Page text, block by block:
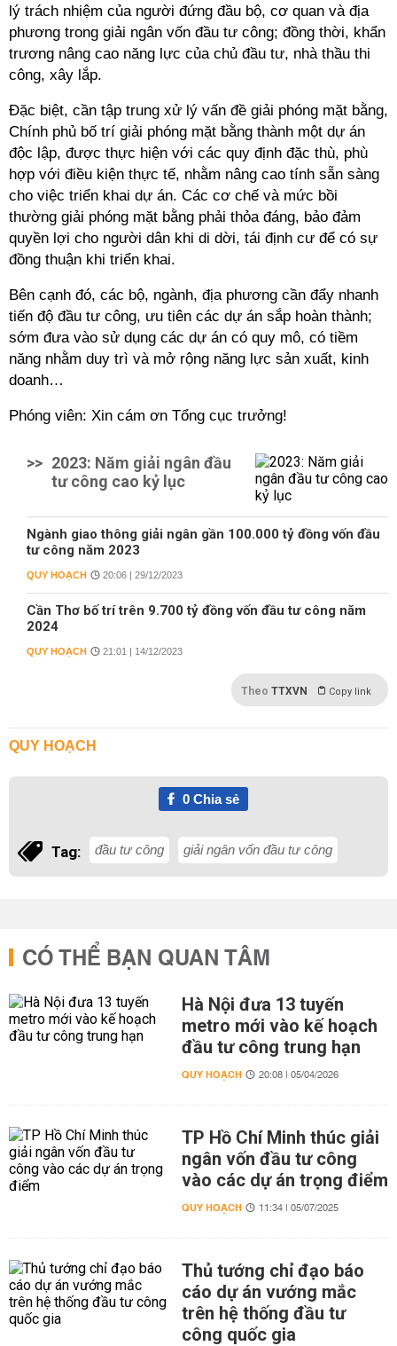
lý trách nhiệm của người đứng đầu bộ, cơ quan và địa
phương trong giải ngân vốn đầu tư công; đồng thời, khẩn
trương nâng cao năng lực của chủ đầu tư, nhà thầu thi
công, xây lắp.
Đặc biệt, cần tập trung xử lý vấn đề giải phóng mặt bằng,
Chính phủ bố trí giải phóng mặt bằng thành một dự án
độc lập, được thực hiện với các quy định đặc thù, phù
hợp với điều kiện thực tế, nhằm nâng cao tính sẵn sàng
cho việc triển khai dự án. Các cơ chế và mức bồi
thường giải phóng mặt bằng phải thỏa đáng, bảo đảm
quyền lợi cho người dân khi di dời, tái định cư để có sự
đồng thuận khi triển khai.
Bên cạnh đó, các bộ, ngành, địa phương cần đẩy nhanh
tiến độ đầu tư công, ưu tiên các dự án sắp hoàn thành;
sớm đưa vào sử dụng các dự án có quy mô, có tiềm
năng nhằm duy trì và mở rộng năng lực sản xuất, kinh
doanh…
Phóng viên: Xin cám ơn Tổng cục trưởng!
>> 2023: Năm giải ngân đầu
tư công cao kỷ lục
Ngành giao thông giải ngân gần 100.000 tỷ đồng vốn đầu
tư công năm 2023
QUY HOẠCH 20:06 | 29/12/2023
Cần Thơ bố trí trên 9.700 tỷ đồng vốn đầu tư công năm
2024
QUY HOẠCH 21:01 | 14/12/2023
Theo TTXVN Copy link
QUY HOẠCH
0Chia sẻ
Tag: đầu tư công giải ngân vốn đầu tư công
CÓ THỂ BẠN QUAN TÂM
Hà Nội đưa 13 tuyến
metro mới vào kế hoạch
đầu tư công trung hạn
QUY HOẠCH 20:08 | 05/04/2026
TP Hồ Chí Minh thúc giải
ngân vốn đầu tư công
vào các dự án trọng điểm
QUY HOẠCH 11:34 | 05/07/2025
Thủ tướng chỉ đạo báo
cáo dự án vướng mắc
trên hệ thống đầu tư
công quốc gia